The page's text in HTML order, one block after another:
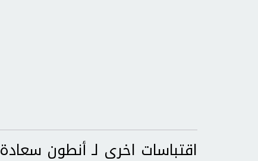
اقتباسات اخرى لـ أنطون سعادة